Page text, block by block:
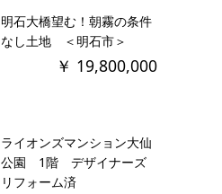
明石大橋望む！朝霧の条件
なし土地 ＜明石市＞
￥ 19,800,000
ライオンズマンション大仙
公園 1階 デザイナーズ
リフォーム済